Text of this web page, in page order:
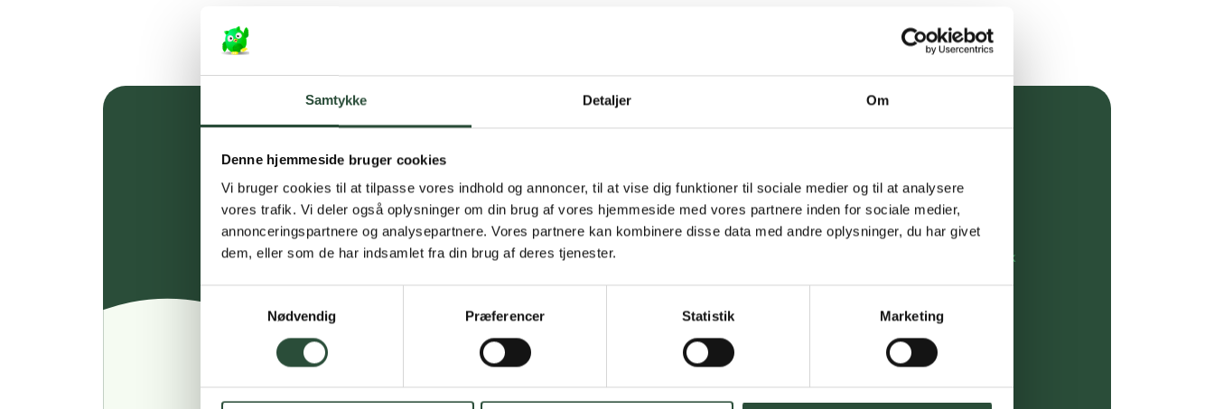
Samtykke Detaljer Om
Denne hjemmeside bruger cookies
Vi bruger cookies til at tilpasse vores indhold og annoncer, til at vise dig funktioner til sociale medier og til at analysere
vores trafik. Vi deler også oplysninger om din brug af vores hjemmeside med vores partnere inden for sociale medier,
annonceringspartnere og analysepartnere. Vores partnere kan kombinere disse data med andre oplysninger, du har givet
dem, eller som de har indsamlet fra din brug af deres tjenester.
Nødvendig
Præferencer Statistik Marketing
Personlig rådgivning
kundeservice@uglecare.dk
Hurtig levering (30 min. i Kbh)
Hurtigt leveringen via GLS, og DAO
Faste lave priser*